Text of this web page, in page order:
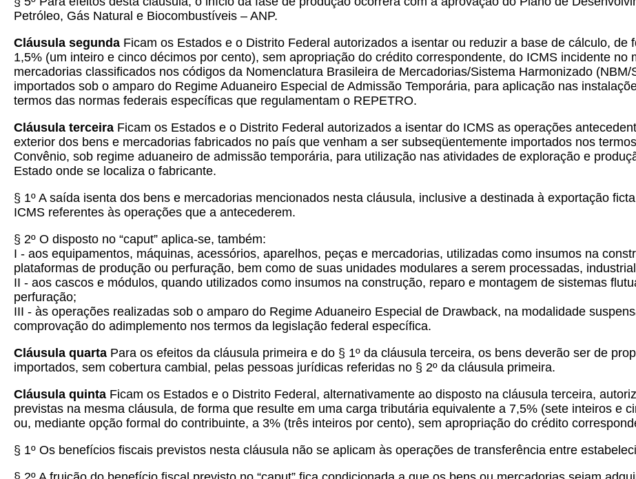
Petróleo, Gás Natural e Biocombustíveis – ANP.
Cláusula segunda Ficam os Estados e o Distrito Federal autorizados a isentar ou reduzir a base de cálculo,
1,5% (um inteiro e cinco décimos por cento), sem apropriação do crédito correspondente, do ICMS incidente
mercadorias classificados nos códigos da Nomenclatura Brasileira de Mercadorias/Sistema Harmonizado
importados sob o amparo do Regime Aduaneiro Especial de Admissão Temporária, para aplicação nas
termos das normas federais específicas que regulamentam o REPETRO.
Cláusula terceira Ficam os Estados e o Distrito Federal autorizados a isentar do ICMS as operações
exterior dos bens e mercadorias fabricados no país que venham a ser subseqüentemente importados nos
Convênio, sob regime aduaneiro de admissão temporária, para utilização nas atividades de exploração e
Estado onde se localiza o fabricante.
§ 1º A saída isenta dos bens e mercadorias mencionados nesta cláusula, inclusive a destinada à exportação
ICMS referentes às operações que a antecederem.
§ 2º O disposto no “caput” aplica-se, também:
I - aos equipamentos, máquinas, acessórios, aparelhos, peças e mercadorias, utilizadas como insumos na
plataformas de produção ou perfuração, bem como de suas unidades modulares a serem processadas,
II - aos cascos e módulos, quando utilizados como insumos na construção, reparo e montagem de sistemas
perfuração;
III - às operações realizadas sob o amparo do Regime Aduaneiro Especial de Drawback, na modalidade
comprovação do adimplemento nos termos da legislação federal específica.
Cláusula quarta Para os efeitos da cláusula primeira e do § 1º da cláusula terceira, os bens deverão ser de
importados, sem cobertura cambial, pelas pessoas jurídicas referidas no § 2º da cláusula primeira.
Cláusula quinta Ficam os Estados e o Distrito Federal, alternativamente ao disposto na cláusula terceira,
previstas na mesma cláusula, de forma que resulte em uma carga tributária equivalente a 7,5% (sete inteiros e
ou, mediante opção formal do contribuinte, a 3% (três inteiros por cento), sem apropriação do crédito
§ 1º Os benefícios fiscais previstos nesta cláusula não se aplicam às operações de transferência entre